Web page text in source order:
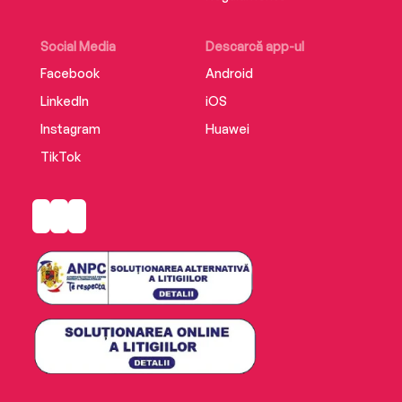
Social Media
Facebook
LinkedIn
Instagram
TikTok
Descarcă app-ul
Android
iOS
Huawei